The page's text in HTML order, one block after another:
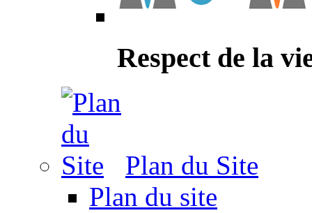
Respect de la
Plan du Site
Plan du site